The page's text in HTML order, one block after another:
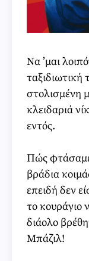
Να ’μαι
ταξιδιωτική
στολισμένη
κλειδαριά
εντός.
Πώς
βράδια
επειδή δεν
το κουράγιο
διάολο
Μπάζιλ!